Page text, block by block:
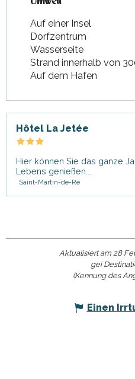
Auf einer Insel
Dorfzentrum
Wasserseite
Strand innerhalb von
Auf dem Hafen
Hôtel La Jetée
Hier können Sie das ganze
Lebens genießen...
Saint-Martin-de-Ré
Aktualisiert am 28
gei
(Kennung des
Einen